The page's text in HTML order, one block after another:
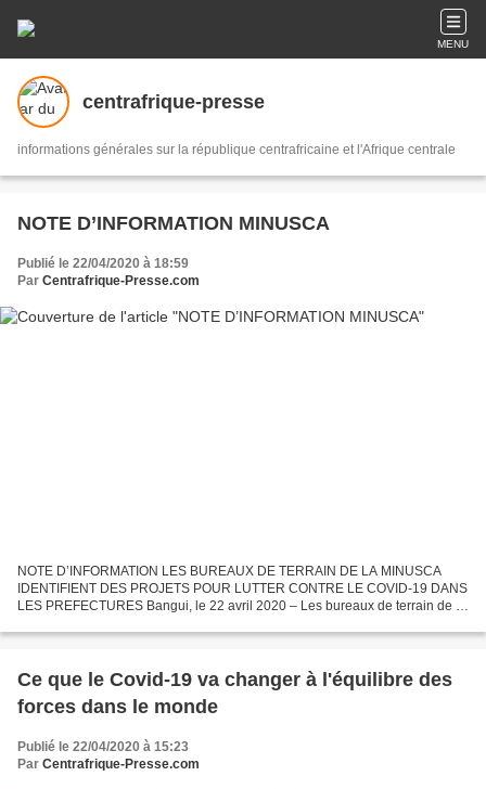
MENU
centrafrique-presse
informations générales sur la république centrafricaine et l'Afrique centrale
NOTE D’INFORMATION MINUSCA
Publié le 22/04/2020 à 18:59
Par Centrafrique-Presse.com
NOTE D’INFORMATION LES BUREAUX DE TERRAIN DE LA MINUSCA
IDENTIFIENT DES PROJETS POUR LUTTER CONTRE LE COVID-19 DANS
LES PREFECTURES Bangui, le 22 avril 2020 – Les bureaux de terrain de la
Ce que le Covid-19 va changer à l'équilibre des
forces dans le monde
Publié le 22/04/2020 à 15:23
Par Centrafrique-Presse.com